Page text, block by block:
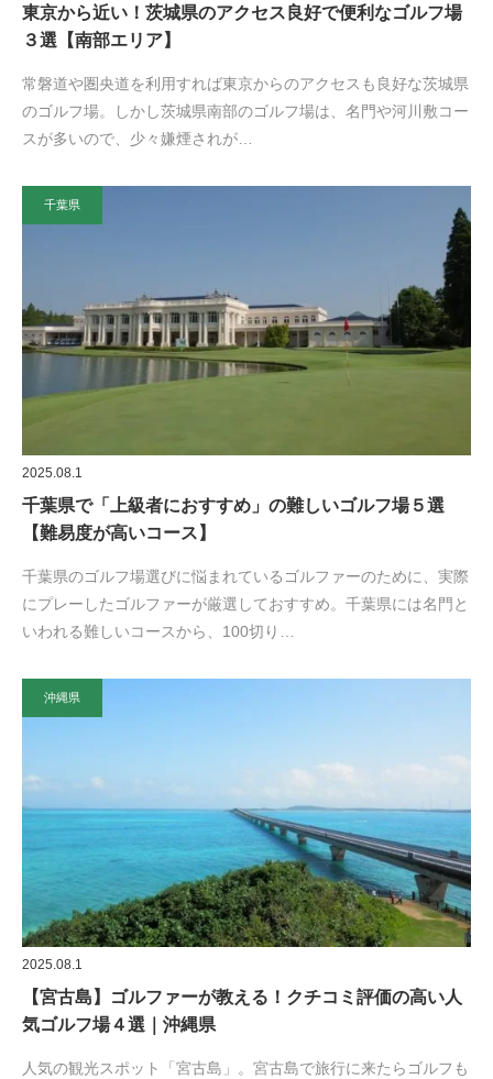
東京から近い！茨城県のアクセス良好で便利なゴルフ場
３選【南部エリア】
常磐道や圏央道を利用すれば東京からのアクセスも良好な茨城県
のゴルフ場。しかし茨城県南部のゴルフ場は、名門や河川敷コー
スが多いので、少々嫌煙されが…
千葉県
2025.08.1
千葉県で「上級者におすすめ」の難しいゴルフ場５選
【難易度が高いコース】
千葉県のゴルフ場選びに悩まれているゴルファーのために、実際
にプレーしたゴルファーが厳選しておすすめ。千葉県には名門と
いわれる難しいコースから、100切り…
沖縄県
2025.08.1
【宮古島】ゴルファーが教える！クチコミ評価の高い人
気ゴルフ場４選｜沖縄県
人気の観光スポット「宮古島」。宮古島で旅行に来たらゴルフも